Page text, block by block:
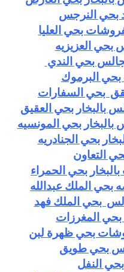
بحي النرجس
بحي العليا
العزيزيه
بحي الندي
البرموك
بحي السفارات
بحي العقيق
بحي المونسيه
بحي الجنادريه
التعاون
بحي الحمراء
الملك عبدالله
بحي الملك فهد
المغرزات
بحي ظهرة لبن
بحي طويق
النفل